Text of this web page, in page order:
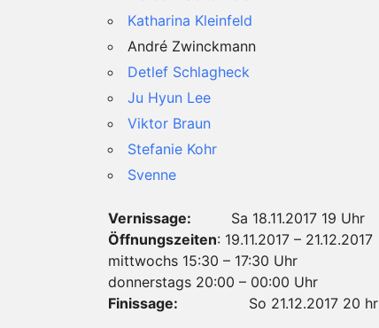
Katharina Kleinfeld
André Zwinckmann
Detlef Schlagheck
Ju Hyun Lee
Viktor Braun
Stefanie Kohr
Svenne
Vernissage:
Sa 18.11.2017 19 Uhr
Öffnungszeiten: 19.11.2017 – 21.12.2017
mittwochs 15:30 – 17:30 Uhr
donnerstags 20:00 – 00:00 Uhr
Finissage: So 21.12.2017 20 hr